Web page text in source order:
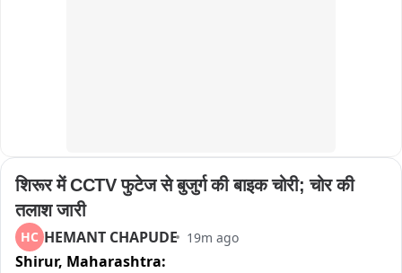
शिरूर में CCTV फुटेज से बुजुर्ग की बाइक चोरी; चोर की
तलाश जारी
HC HEMANT CHAPUDE 19m ago
Shirur, Maharashtra: